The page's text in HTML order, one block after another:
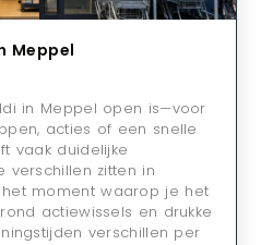
Meppel
in Meppel open is—voor
acties of een snelle
vaak duidelijke
verschillen zitten in
moment waarop je het
actiewissels en drukke
verschillen per